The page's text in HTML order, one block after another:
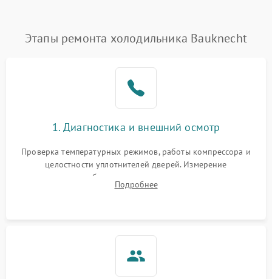
Поломка системы No Frost 2600 ₽ Подробнее →
работе
2000 ₽ Подробнее →
1000 ₽
1800 ₽
Этапы ремонта холодильника Bauknecht
1. Диагностика и внешний осмотр
Проверка температурных режимов, работы компрессора и
целостности уплотнителей дверей. Измерение
сопротивления обмоток мотора, проверка термостата и
считывание кодов ошибок с электронного дисплея.
Подробнее